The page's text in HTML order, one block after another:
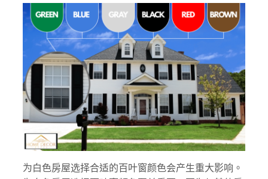
为白色房屋选择合适的百叶窗颜色会产生重大影响。